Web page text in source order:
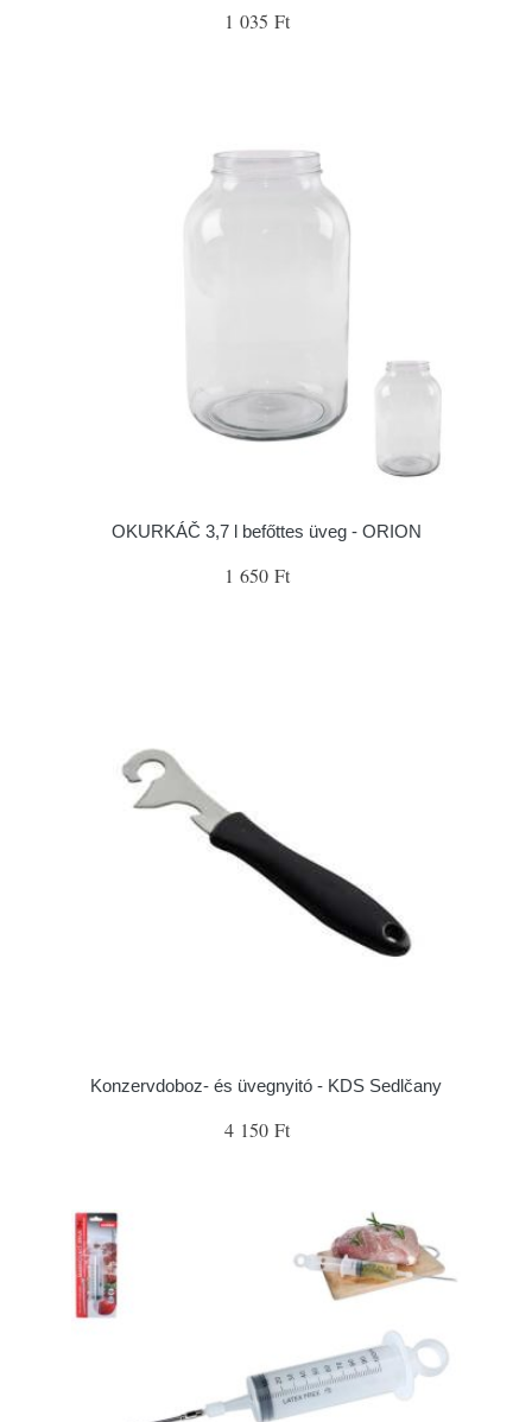
1 035 Ft
OKURKÁČ 3,7 l befőttes üveg - ORION
1 650 Ft
Konzervdoboz- és üvegnyitó - KDS Sedlčany
4 150 Ft